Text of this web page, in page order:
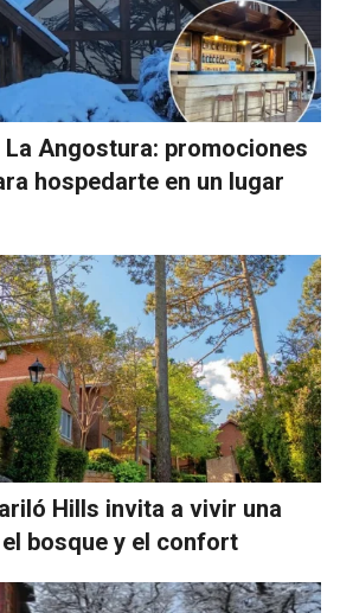
La Angostura: promociones
hospedarte en un lugar
Hills invita a vivir una
bosque y el confort